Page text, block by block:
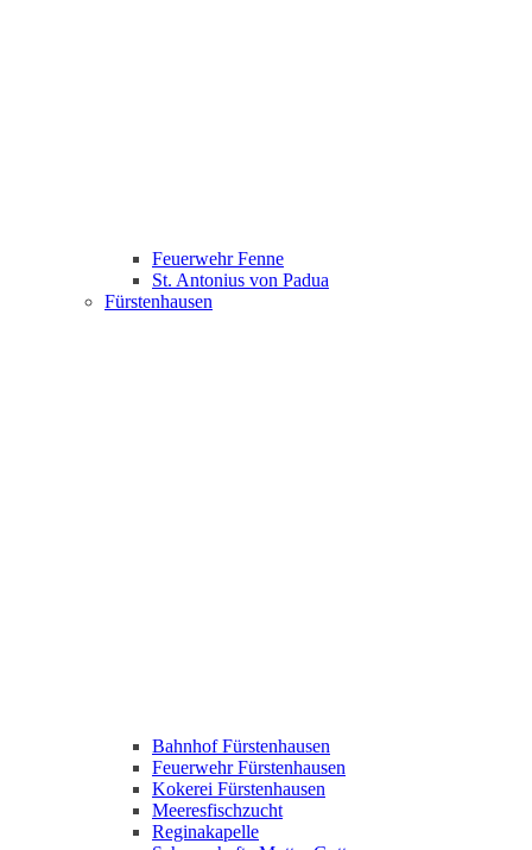
Feuerwehr Fenne
St. Antonius von Padua
Fürstenhausen
Bahnhof Fürstenhausen
Feuerwehr Fürstenhausen
Kokerei Fürstenhausen
Meeresfischzucht
Reginakapelle